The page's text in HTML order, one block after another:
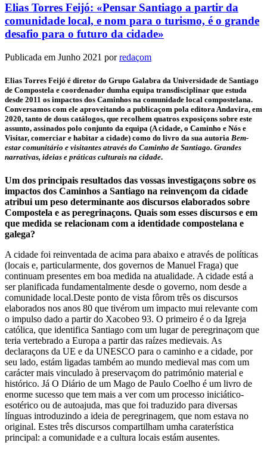
Elias Torres Feijó: «Pensar Santiago a partir da
comunidade local, e nom para o turismo, é o grande
desafio para o futuro da cidade»
Publicada em Junho 2021 porredaçom
Elias Torres Feijó é diretor do Grupo Galabra da Universidade de Santiago
de Compostela e coordenador dumha equipa transdisciplinar que estuda
desde 2011 os impactos dos Caminhos na comunidade local compostelana.
Conversamos com ele aproveitando a publicaçom pola editora Andavira, em
2020, tanto de dous catálogos, que recolhem quatros exposiçons sobre este
assunto, assinados polo conjunto da equipa (A cidade, o Caminho e Nós e
Visitar, comerciar e habitar a cidade) como do livro da sua autoria Bem-
estar comunitário e visitantes através do Caminho de Santiago. Grandes
narrativas, ideias e práticas culturais na cidade.
Um dos principais resultados das vossas investigaçons sobre os
impactos dos Caminhos a Santiago na reinvençom da cidade
atribui um peso determinante aos discursos elaborados sobre
Compostela e as peregrinaçons. Quais som esses discursos e em
que medida se relacionam com a identidade compostelana e
galega?
A cidade foi reinventada de acima para abaixo e através de políticas
(locais e, particularmente, dos governos de Manuel Fraga) que
continuam presentes em boa medida na atualidade. A cidade está a
ser planificada fundamentalmente desde o governo, nom desde a
comunidade local.Deste ponto de vista fôrom três os discursos
elaborados nos anos 80 que tivérom um impacto mui relevante com
o impulso dado a partir do Xacobeo 93. O primeiro é o da Igreja
católica, que identifica Santiago com um lugar de peregrinaçom que
teria vertebrado a Europa a partir das raízes medievais. As
declaraçons da UE e da UNESCO para o caminho e a cidade, por
seu lado, estám ligadas também ao mundo medieval mas com um
carácter mais vinculado à preservaçom do património material e
histórico. Já O Diário de um Mago de Paulo Coelho é um livro de
enorme sucesso que tem mais a ver com um processo iniciático-
esotérico ou de autoajuda, mas que foi traduzido para diversas
línguas introduzindo a ideia de peregrinagem, que nom estava no
original. Estes três discursos compartilham umha caraterística
principal: a comunidade e a cultura locais estám ausentes.